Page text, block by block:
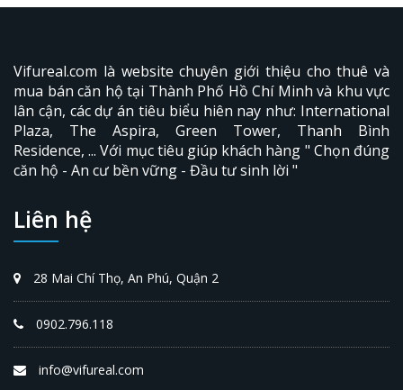
Vifureal.com là website chuyên giới thiệu cho thuê và
mua bán căn hộ tại Thành Phố Hồ Chí Minh và khu vực
lân cận, các dự án tiêu biểu hiên nay như: International
Plaza, The Aspira, Green Tower, Thanh Bình
Residence, ... Với mục tiêu giúp khách hàng " Chọn đúng
căn hộ - An cư bền vững - Đầu tư sinh lời "
Liên hệ
28 Mai Chí Thọ, An Phú, Quận 2
0902.796.118
info@vifureal.com